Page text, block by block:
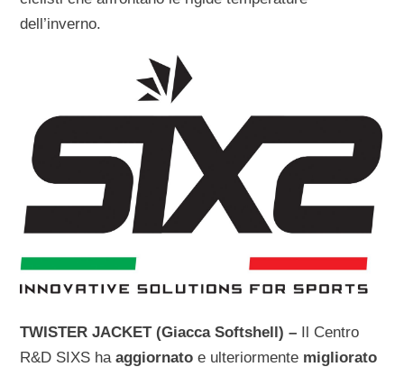
dell’inverno.
TWISTER JACKET (Giacca Softshell) – Il Centro
R&D SIXS haaggiornato e ulteriormente migliorato